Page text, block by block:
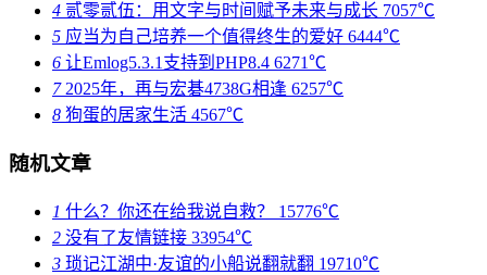
4 贰零贰伍：用文字与时间赋予未来与成长 7057℃
5 应当为自己培养一个值得终生的爱好 6444℃
6 让Emlog5.3.1支持到PHP8.4 6271℃
72025年，再与宏碁4738G相逢 6257℃
8 狗蛋的居家生活 4567℃
随机文章
1 什么？你还在给我说自救？ 15776℃
2 没有了友情链接 33954℃
3 琐记江湖中·友谊的小船说翻就翻 19710℃